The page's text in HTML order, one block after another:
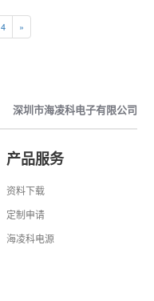
4 »
深圳市海凌科电子有限公司
产品服务
资料下载
定制申请
海凌科电源